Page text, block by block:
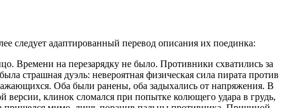
следует адаптированный перевод описания их поединка:
Времени на перезарядку не было. Противники схватились за
страшная дуэль: невероятная физическая сила пирата против
Оба были ранены, оба задыхались от напряжения. В
версии, клинок сломался при попытке колющего удара в грудь,